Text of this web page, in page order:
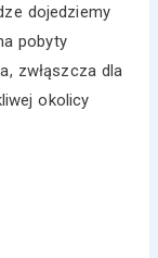
dojedziemy
pobyty
zwłąszcza dla
okolicy